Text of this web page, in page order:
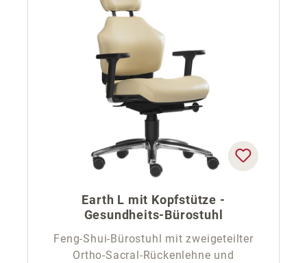
Earth L mit Kopfstütze -
Gesundheits-Bürostuhl
Feng-Shui-Bürostuhl mit zweigeteilter
Ortho-Sacral-Rückenlehne und